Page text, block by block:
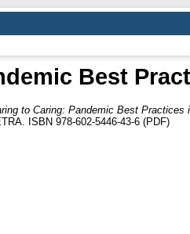
Best
to Caring: Pandemic Best Practices
ISBN 978-602-5446-43-6 (PDF)